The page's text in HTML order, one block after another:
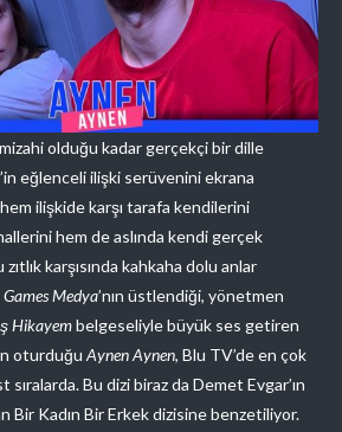
olduğu kadar gerçekçi bir dille
eğlenceli ilişki serüvenini ekrana
ilişkide karşı tarafa kendilerini
hem de aslında kendi gerçek
karşısında kahkaha dolu anlar
Games Medya’nın üstlendiği, yönetmen
Hikayembelgeseliyle büyük ses getiren
oturduğu Aynen Aynen, Blu TV’de en çok
Bu dizi biraz da Demet Evgar’ın
Bir Kadın Bir Erkek dizisine benzetiliyor.